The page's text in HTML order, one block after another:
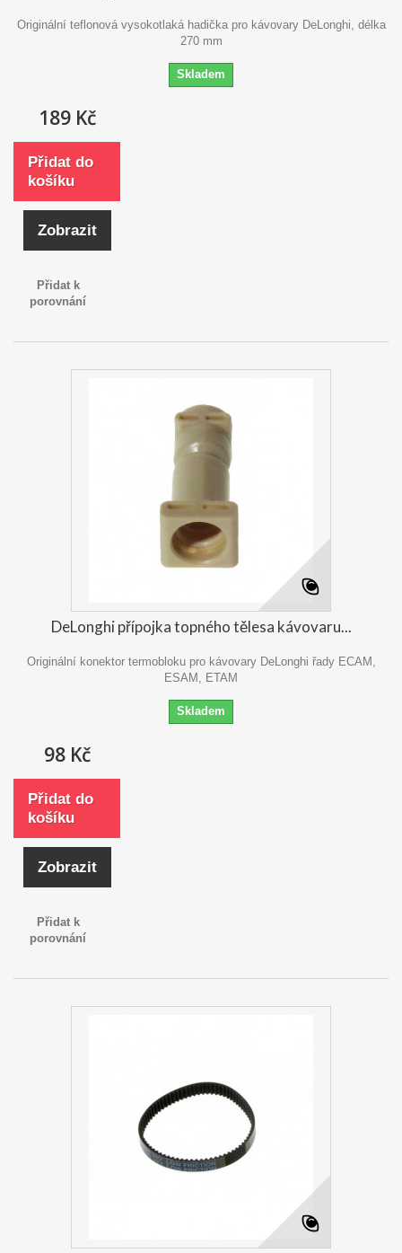
Originální teflonová vysokotlaká hadička pro kávovary DeLonghi, délka
270 mm
Skladem
189 Kč
Přidat do
košíku
Zobrazit
Přidat k
porovnání
DeLonghi přípojka topného tělesa kávovaru...
Originální konektor termobloku pro kávovary DeLonghi řady ECAM,
ESAM, ETAM
Skladem
98 Kč
Přidat do
košíku
Zobrazit
Přidat k
porovnání